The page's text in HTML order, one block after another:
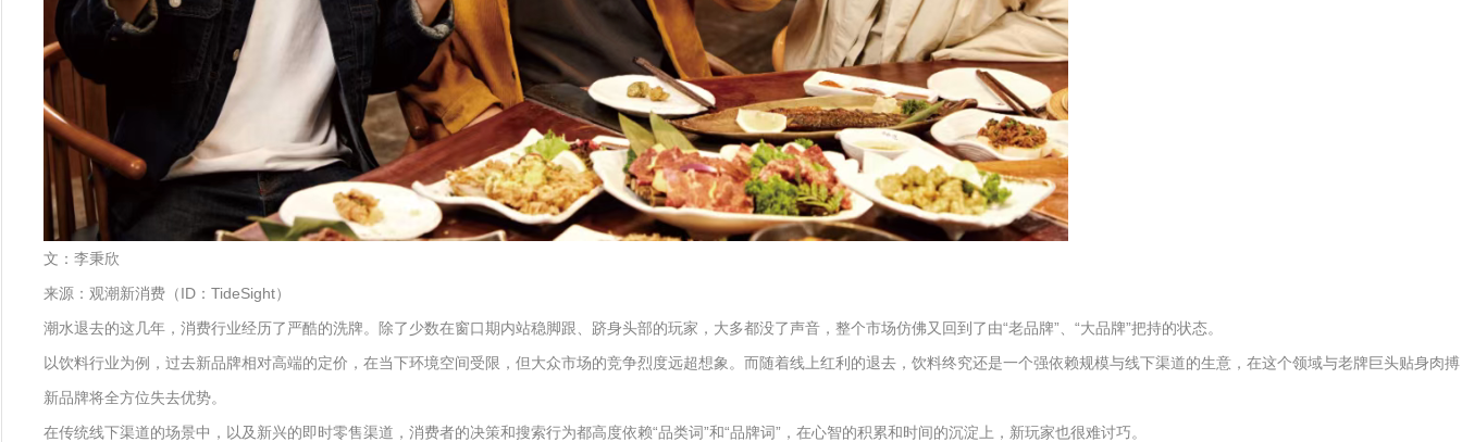
文：李秉欣
来源：观潮新消费（ID：TideSight）
潮水退去的这几年，消费行业经历了严酷的洗牌。除了少数在窗口期内站稳脚跟、跻身头部的玩家，大多都没了声音，整个市场仿佛又回到了由“老品牌”、“大品牌”把持的状态。
以饮料行业为例，过去新品牌相对高端的定价，在当下环境空间受限，但大众市场的竞争烈度远超想象。而随着线上红利的退去，饮料终究还是一个强依赖规模与线下渠道的生意，在这个领域与老牌巨头贴身肉
新品牌将全方位失去优势。
在传统线下渠道的场景中，以及新兴的即时零售渠道，消费者的决策和搜索行为都高度依赖“品类词”和“品牌词”，在心智的积累和时间的沉淀上，新玩家也很难讨巧。